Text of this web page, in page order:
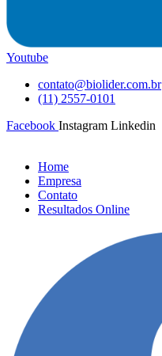
Youtube
contato@biolider.com.br
(11) 2557-0101
Facebook Instagram Linkedin
Home
Empresa
Contato
Resultados Online